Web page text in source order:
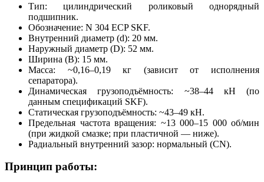
Тип: цилиндрический роликовый однорядный
подшипник.
Обозначение: N 304 ECP SKF.
Внутренний диаметр (d): 20 мм.
Наружный диаметр (D): 52 мм.
Ширина (B): 15 мм.
Масса: ~0,16–0,19 кг (зависит от исполнения
сепаратора).
Динамическая грузоподъёмность: ~38–44 кН (по
данным спецификаций SKF).
Статическая грузоподъёмность: ~43–49 кН.
Предельная частота вращения: ~13 000–15 000 об/мин
(при жидкой смазке; при пластичной — ниже).
Радиальный внутренний зазор: нормальный (CN).
Принцип работы: